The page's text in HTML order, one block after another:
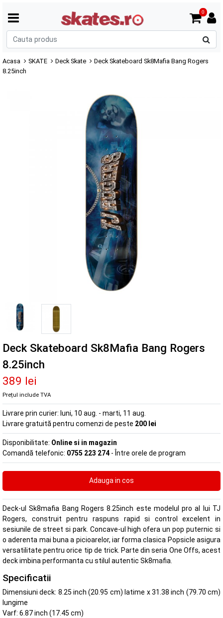
0
Acasa SKATE Deck Skate
Deck Skateboard Sk8Mafia Bang Rogers
8.25inch
Deck Skateboard Sk8Mafia Bang Rogers
8.25inch
389 lei
Prețul include TVA
Livrare prin curier: luni, 10 aug. - marti, 11 aug.
Livrare gratuită pentru comenzi de peste 200 lei
Disponibilitate: Online si in magazin
Comandă telefonic: 0755 223 274 - Între orele de program
Deck-ul Sk8mafia Bang Rogers 8.25inch este modelul pro al lui TJ
Rogers, construit pentru raspuns rapid si control excelent in
sesiunile de street si park. Concave-ul high ofera un pop puternic si
o aderenta mai buna a picioarelor, iar forma clasica Popsicle asigura
versatilitate pentru orice tip de trick. Parte din seria One Offs, acest
deck imbina performanta cu stilul autentic Sk8mafia.
Specificatii
Dimensiuni deck: 8.25 inch (20.95 cm) latime x 31.38 inch (79.70 cm)
lungime
Varf: 6.87 inch (17.45 cm)